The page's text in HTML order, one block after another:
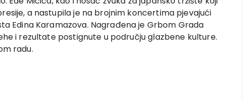
a nastupila je na brojnim koncertima pjevajući
Edina Karamazova. Nagrađena je Grbom Grada
i rezultate postignute u području glazbene kulture.
radu.